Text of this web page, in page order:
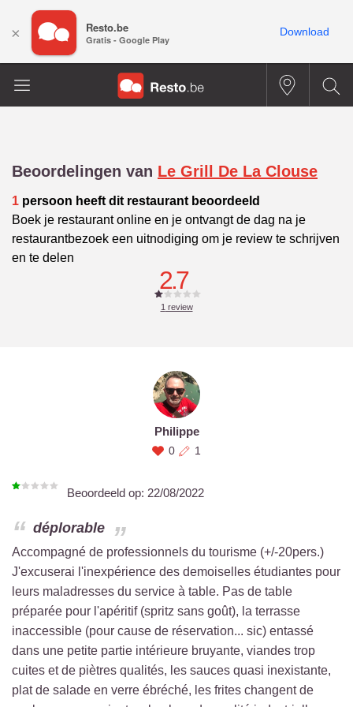
Beoordelingen van Le Grill De La Clouse
1 persoon heeft dit restaurant beoordeeld
Boek je restaurant online en je ontvangt de dag na je
restaurantbezoek een uitnodiging om je review te schrijven
en te delen
2.7
1 review
Philippe
0 1
Beoordeeld op: 22/08/2022
déplorable
Accompagné de professionnels du tourisme (+/-20pers.)
J'excuserai l'inexpérience des demoiselles étudiantes pour
leurs maladresses du service à table. Pas de table
préparée pour l'apéritif (spritz sans goût), la terrasse
inaccessible (pour cause de réservation... sic) entassé
dans une petite partie intérieure bruyante, viandes trop
cuites et de piètres qualités, les sauces quasi inexistante,
plat de salade en verre ébréché, les frites changent de
× Resto.be
Gratis - Google Play
Download